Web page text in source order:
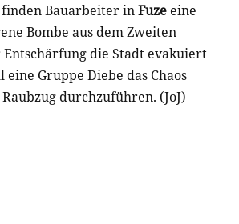
Bauarbeiter inFuze eine
Bombe aus dem Zweiten
die Stadt evakuiert
Gruppe Diebe das Chaos
durchzuführen. (JoJ)